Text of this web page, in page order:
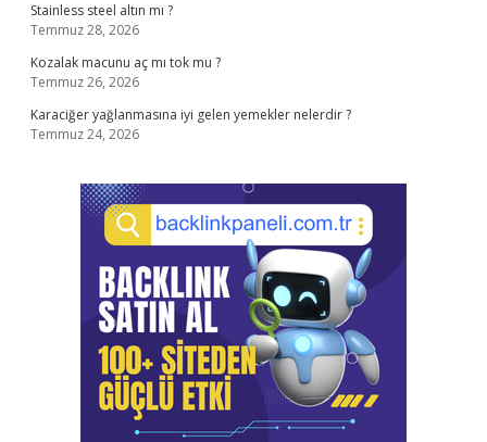
Stainless steel altın mı ?
Temmuz 28, 2026
Kozalak macunu aç mı tok mu ?
Temmuz 26, 2026
Karaciğer yağlanmasına iyi gelen yemekler nelerdir ?
Temmuz 24, 2026